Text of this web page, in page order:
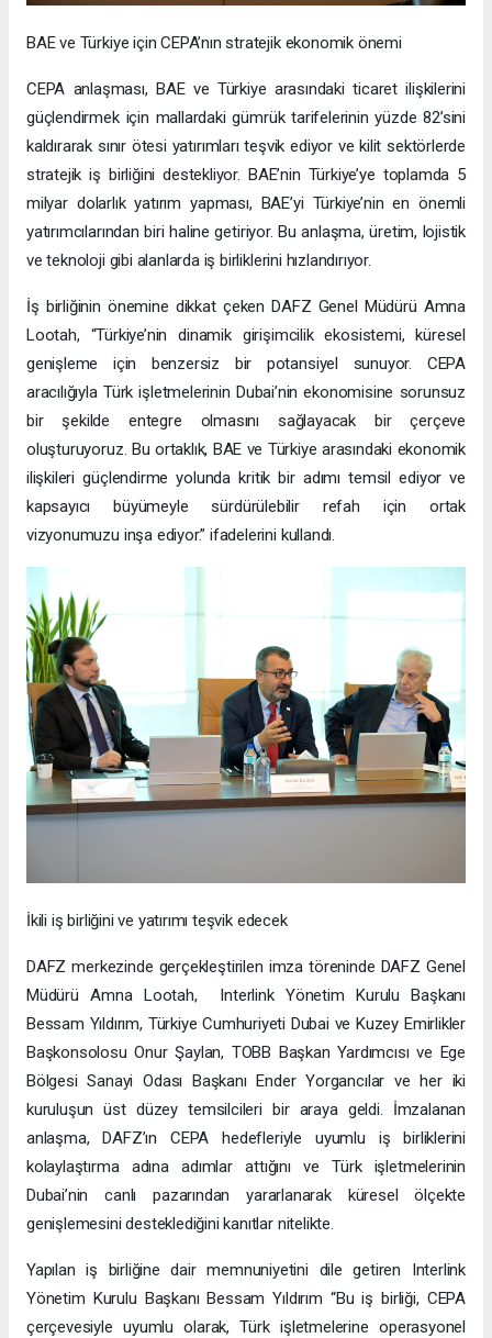
BAE ve Türkiye için CEPA’nın stratejik ekonomik önemi
CEPA anlaşması, BAE ve Türkiye arasındaki ticaret ilişkilerini
güçlendirmek için mallardaki gümrük tarifelerinin yüzde 82’sini
kaldırarak sınır ötesi yatırımları teşvik ediyor ve kilit sektörlerde
stratejik iş birliğini destekliyor. BAE’nin Türkiye’ye toplamda 5
milyar dolarlık yatırım yapması, BAE’yi Türkiye’nin en önemli
yatırımcılarından biri haline getiriyor. Bu anlaşma, üretim, lojistik
ve teknoloji gibi alanlarda iş birliklerini hızlandırıyor.
İş birliğinin önemine dikkat çeken DAFZ Genel Müdürü Amna
Lootah, “Türkiye’nin dinamik girişimcilik ekosistemi, küresel
genişleme için benzersiz bir potansiyel sunuyor. CEPA
aracılığıyla Türk işletmelerinin Dubai’nin ekonomisine sorunsuz
bir şekilde entegre olmasını sağlayacak bir çerçeve
oluşturuyoruz. Bu ortaklık, BAE ve Türkiye arasındaki ekonomik
ilişkileri güçlendirme yolunda kritik bir adımı temsil ediyor ve
kapsayıcı büyümeyle sürdürülebilir refah için ortak
vizyonumuzu inşa ediyor.” ifadelerini kullandı.
İkili iş birliğini ve yatırımı teşvik edecek
DAFZ merkezinde gerçekleştirilen imza töreninde DAFZ Genel
Müdürü Amna Lootah, Interlink Yönetim Kurulu Başkanı
Bessam Yıldırım, Türkiye Cumhuriyeti Dubai ve Kuzey Emirlikler
Başkonsolosu Onur Şaylan, TOBB Başkan Yardımcısı ve Ege
Bölgesi Sanayi Odası Başkanı Ender Yorgancılar ve her iki
kuruluşun üst düzey temsilcileri bir araya geldi. İmzalanan
anlaşma, DAFZ’ın CEPA hedefleriyle uyumlu iş birliklerini
kolaylaştırma adına adımlar attığını ve Türk işletmelerinin
Dubai’nin canlı pazarından yararlanarak küresel ölçekte
genişlemesini desteklediğini kanıtlar nitelikte.
Yapılan iş birliğine dair memnuniyetini dile getiren Interlink
Yönetim Kurulu Başkanı Bessam Yıldırım “Bu iş birliği, CEPA
çerçevesiyle uyumlu olarak, Türk işletmelerine operasyonel